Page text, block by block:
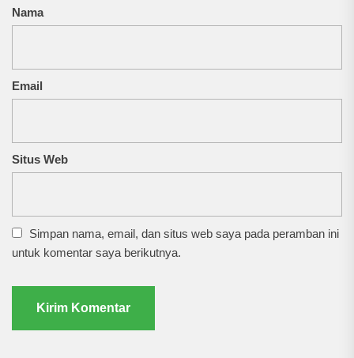
Nama
Email
Situs Web
Simpan nama, email, dan situs web saya pada peramban ini
untuk komentar saya berikutnya.